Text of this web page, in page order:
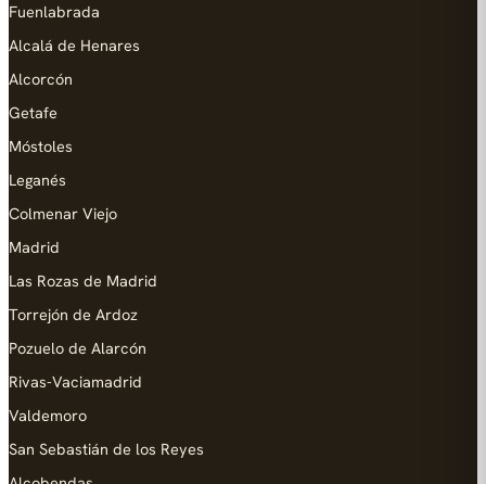
Fuenlabrada
Alcalá de Henares
Alcorcón
Getafe
Móstoles
Leganés
Colmenar Viejo
Madrid
Las Rozas de Madrid
Torrejón de Ardoz
Pozuelo de Alarcón
Rivas-Vaciamadrid
Valdemoro
San Sebastián de los Reyes